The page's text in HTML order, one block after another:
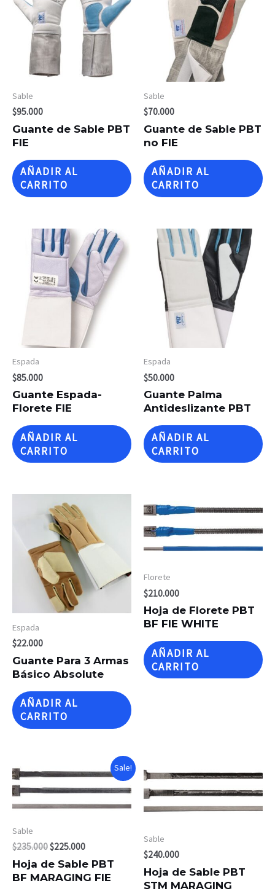
Sable
$95.000
Guante de Sable PBT
FIE
AÑADIR AL
CARRITO
Sable
$70.000
Guante de Sable PBT
no FIE
AÑADIR AL
CARRITO
Espada
$85.000
Guante Espada-
Florete FIE
AÑADIR AL
CARRITO
Espada
$50.000
Guante Palma
Antideslizante PBT
AÑADIR AL
CARRITO
Espada
$22.000
Guante Para 3 Armas
Básico Absolute
AÑADIR AL
CARRITO
Florete
$210.000
Hoja de Florete PBT
BF FIE WHITE
AÑADIR AL
CARRITO
Sale!
Sable
$235.000$225.000
Hoja de Sable PBT
BF MARAGING FIE
Sable
$240.000
Hoja de Sable PBT
STM MARAGING